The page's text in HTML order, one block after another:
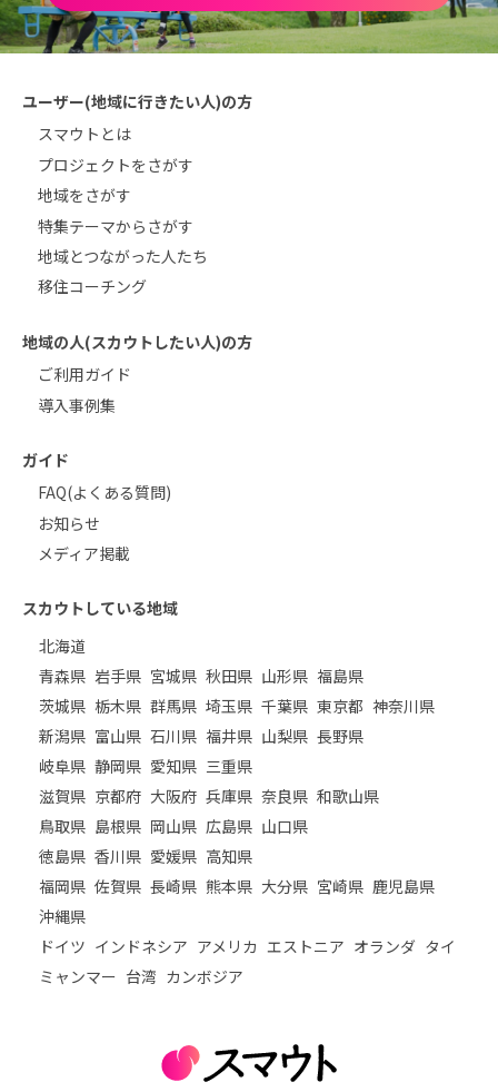
ユーザー(地域に行きたい人)の方
スマウトとは
プロジェクトをさがす
地域をさがす
特集テーマからさがす
地域とつながった人たち
移住コーチング
地域の人(スカウトしたい人)の方
ご利用ガイド
導入事例集
ガイド
FAQ(よくある質問)
お知らせ
メディア掲載
スカウトしている地域
北海道
青森県 岩手県 宮城県 秋田県 山形県 福島県
茨城県 栃木県 群馬県 埼玉県 千葉県 東京都 神奈川県
新潟県 富山県 石川県 福井県 山梨県 長野県
岐阜県 静岡県 愛知県 三重県
滋賀県 京都府 大阪府 兵庫県 奈良県 和歌山県
鳥取県 島根県 岡山県 広島県 山口県
徳島県 香川県 愛媛県 高知県
福岡県 佐賀県 長崎県 熊本県 大分県 宮崎県 鹿児島県
沖縄県
ドイツ インドネシア アメリカ エストニア オランダ タイ
ミャンマー 台湾 カンボジア